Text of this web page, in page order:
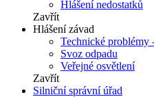
Hlášení nedostatků
Zavřít
Hlášení závad
Technické problémy
Svoz odpadu
Veřejné osvětlení
Zavřít
Silniční správní úřad